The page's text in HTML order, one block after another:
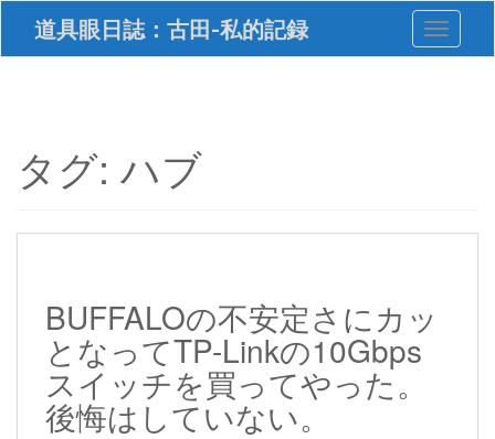
i
道具眼日誌：古田-私的記録 Toggle
タグ: ハブ
BUFFALOの不安定さにカッ
となってTP-Linkの10Gbps
スイッチを買ってやった。
後悔はしていない。